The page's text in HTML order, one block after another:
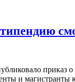
приказ
и магистранты